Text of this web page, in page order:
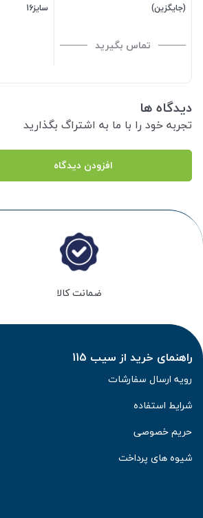
(جایگزین)
تماس بگیرید
سایز16
دیدگاه ها
تجربه خود را با ما به اشتراگ بگذارید
افزودن دیدگاه
ضمانت کالا
راهنمای خرید از سیب 115
رویه ارسال سفارشات
شرایط استفاده
حریم خصوصی
شیوه های پرداخت